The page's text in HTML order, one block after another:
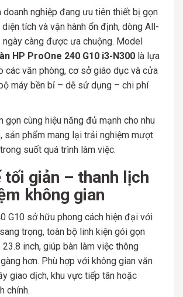
doanh nghiệp đang ưu tiên thiết bị gọn
tích và vận hành ổn định, dòng All-
ngày càng được ưa chuộng. Model
HP ProOne 240 G10 i3-N300 là lựa
các văn phòng, cơ sở giáo dục và cửa
máy bền bỉ – dễ sử dụng – chi phí
gọn cùng hiệu năng đủ mạnh cho nhu
sản phẩm mang lại trải nghiệm mượt
suốt quá trình làm việc.
tối giản – thanh lịch
không gian
G10 sở hữu phong cách hiện đại với
trọng, toàn bộ linh kiện gói gọn
23.8 inch, giúp bàn làm việc thông
hơn. Phù hợp với không gian văn
giao dịch, khu vực tiếp tân hoặc
chính.